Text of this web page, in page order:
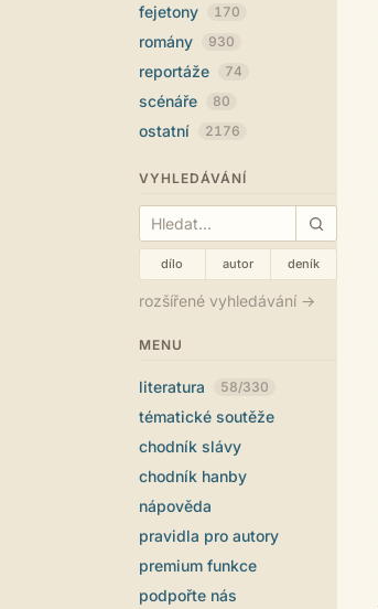
fejetony 170
romány 930
reportáže 74
scénáře 80
ostatní 2176
VYHLEDÁVÁNÍ
dílo autor deník
rozšířené vyhledávání →
MENU
literatura 58/330
tématické soutěže
chodník slávy
chodník hanby
nápověda
pravidla pro autory
premium funkce
podpořte nás